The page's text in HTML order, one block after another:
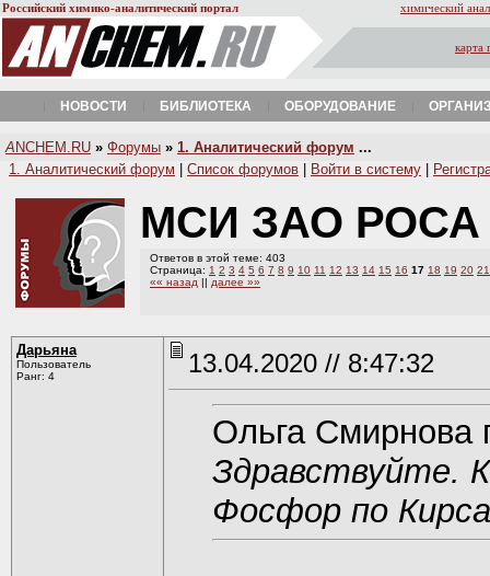
Российский химико-аналитический портал химический
карта
НОВОСТИ БИБЛИОТЕКА ОБОРУДОВАНИЕ
A NCHEM.RU » Форумы » 1. Аналитический форум ...
1. Аналитический форум
Список форумов Войти в систему
МСИ ЗАО РОСА
Ответов в этой теме: 403
Страница: 1 2 3 4 5 6 7 8 9 10 11 12 13 14 15 16 17 18 19 20 21
«« назад || далее »»
Дарьяна
Пользователь
Ранг: 4
13.04.2020 // 8:47:32
Ольга Смирнова
Здравствуйте.
Фосфор по